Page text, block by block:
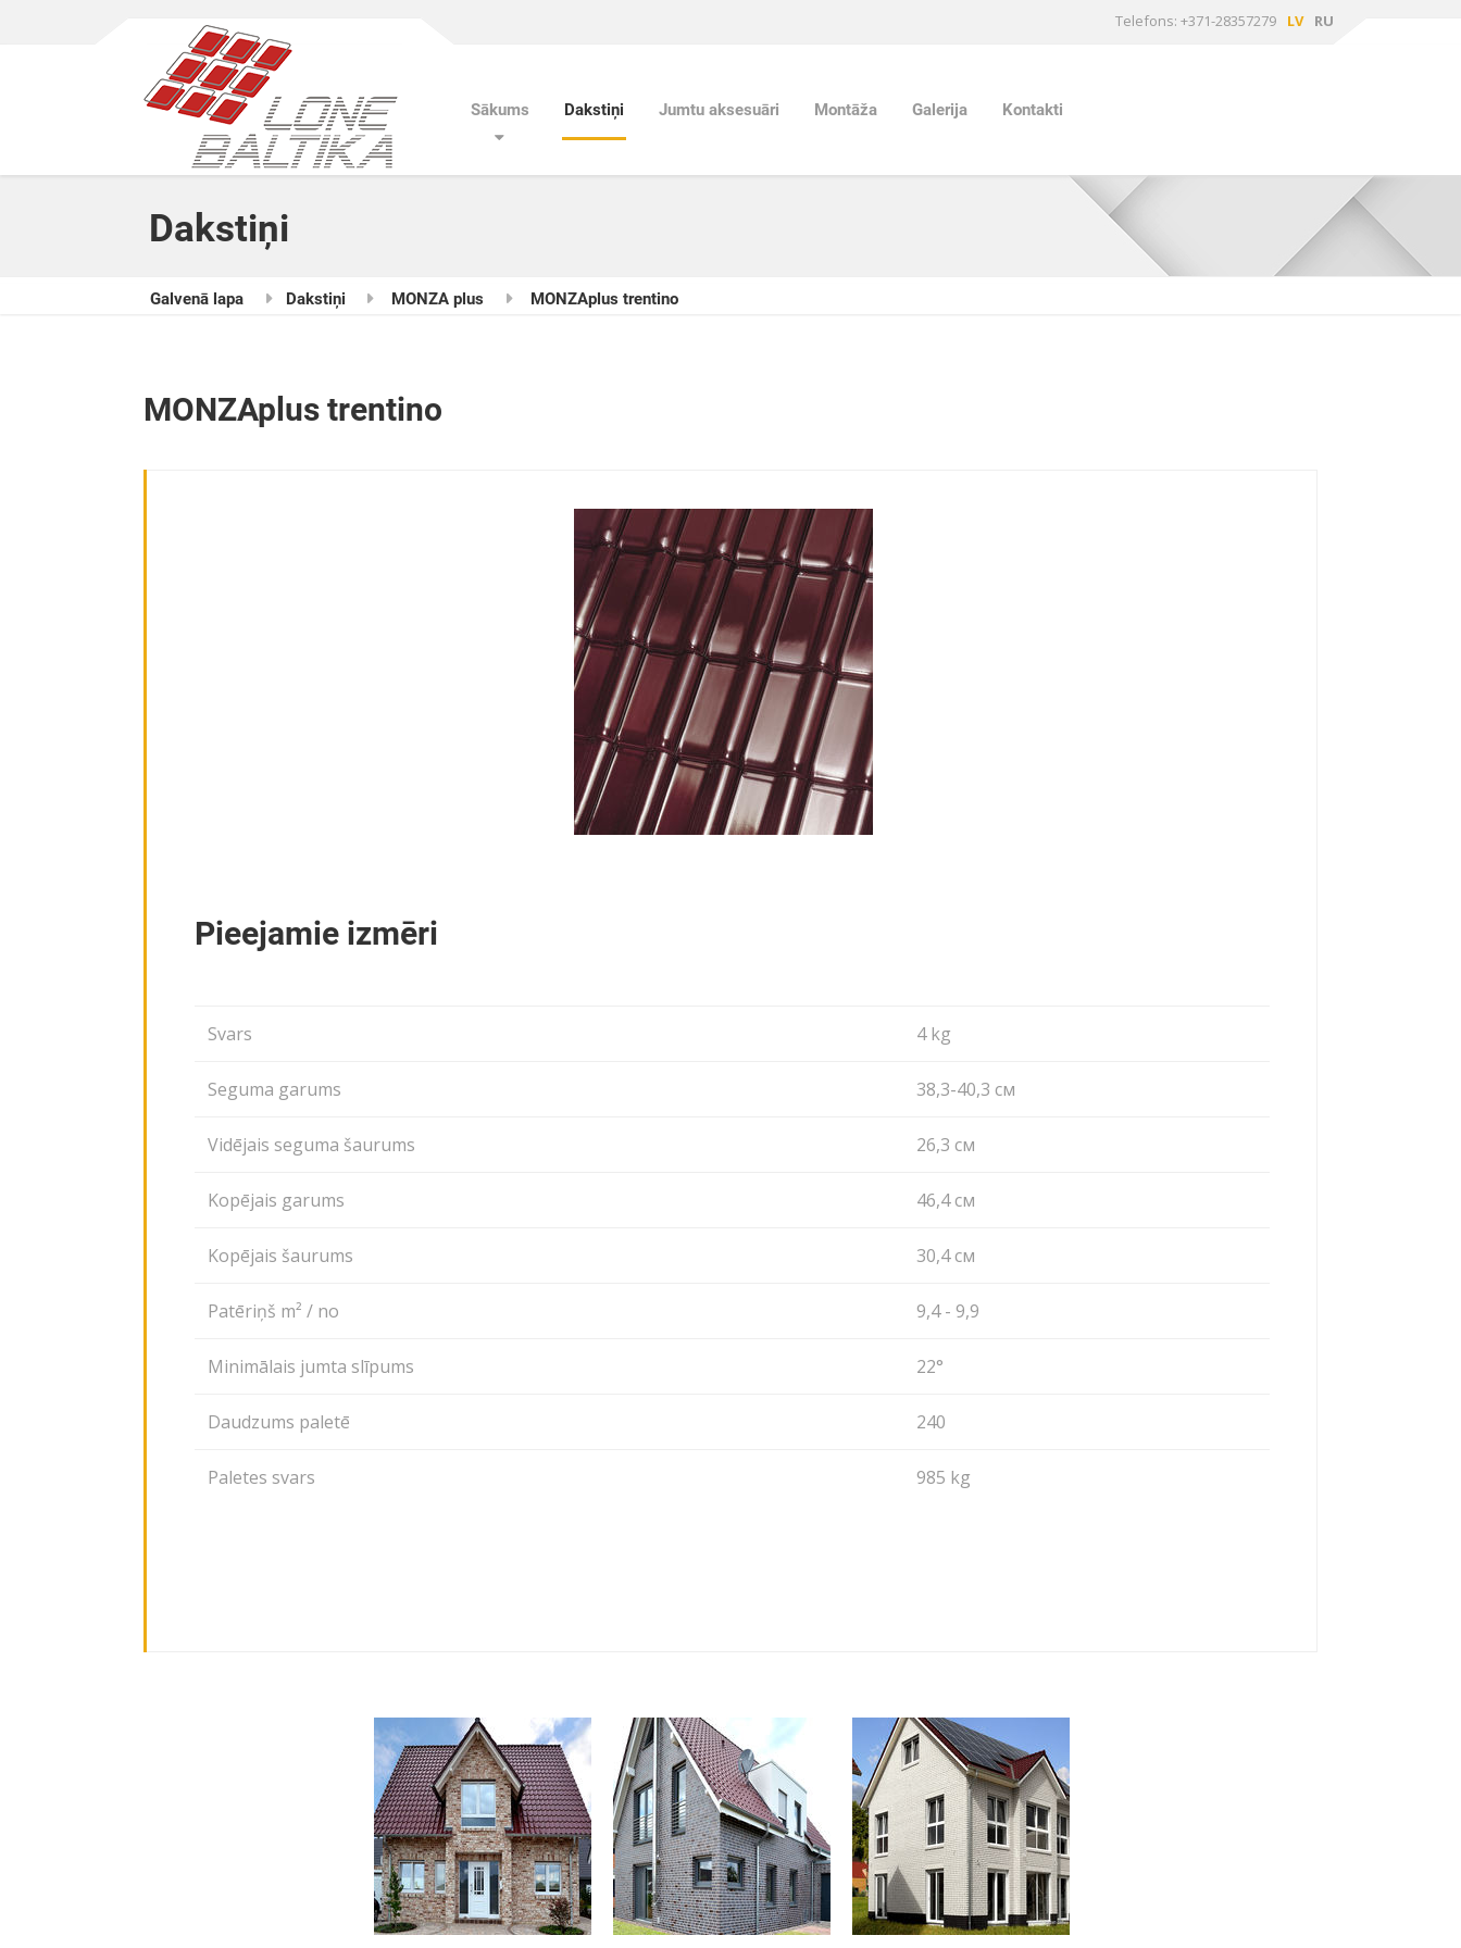
Telefons: +371-28357279 LV RU
Sākums Dakstiņi Jumtu aksesuāri Montāža Galerija Kontakti
Dakstiņi
Galvenā lapa Dakstiņi MONZA plus MONZAplus trentino
MONZAplus trentino
Pieejamie izmēri
Svars 4 kg
Seguma garums 38,3-40,3 cм
Vidējais seguma šaurums 26,3 cм
Kopējais garums 46,4 cм
Kopējais šaurums 30,4 cм
Patēriņš m² / no 9,4 - 9,9
Minimālais jumta slīpums 22°
Daudzums paletē 240
Paletes svars 985 kg